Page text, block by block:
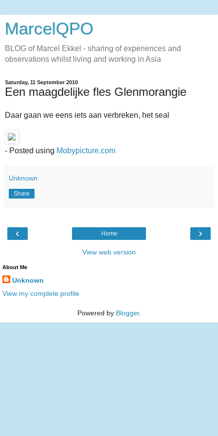
MarcelQPO
BLOG of Marcel Ekkel - sharing of experiences and
observations whilst living and working in Asia
Saturday, 11 September 2010
Een maagdelijke fles Glenmorangie
Daar gaan we eens iets aan verbreken, het seal
- Posted using Mobypicture.com
Unknown
Share
‹ ›
Home
View web version
About Me
Unknown
View my complete profile
Powered by Blogger.